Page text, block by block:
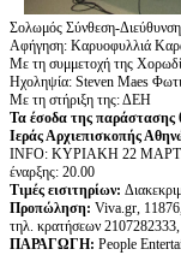
Σολωμός Σύνθεση-
Αφήγηση: Καρυοφυλλιά
Με τη συμμετοχή της
Ηχοληψία: Steven Maes
Με τη στήριξη της: ΔΕΗ
Τα έσοδα της παράστασης
Ιεράς Αρχιεπισκοπής
ΙΝFO: ΚΥΡΙΑΚΗ 22
έναρξης: 20.00
Τιμές εισιτηρίων:
Προπώληση: Viva.gr,
τηλ. κρατήσεων 2107282333,
ΠΑΡΑΓΩΓΗ: People